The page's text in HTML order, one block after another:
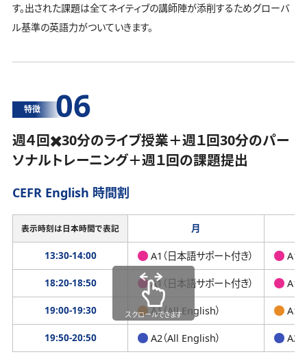
す。出された課題は全てネイティブの講師陣が添削するためグローバ
ル基準の英語力がついていきます。
特徴 06
週４回✖️30分のライブ授業＋週１回30分のパー
ソナルトレーニング＋週１回の課題提出
CEFR English 時間割
表示時刻は日本時間で表記 月
13:30-14:00 A1（日本語サポート付き） A1
18:20-18:50 A1（日本語サポート付き） A1
19:00-19:30 A1（All English） A1
19:50-20:50 A2（All English） A2
スクロールできます